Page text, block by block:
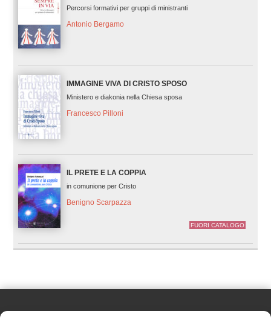
Percorsi formativi per gruppi di ministranti
Antonio Bergamo
IMMAGINE VIVA DI CRISTO SPOSO
Ministero e diakonia nella Chiesa sposa
Francesco Pilloni
IL PRETE E LA COPPIA
in comunione per Cristo
Benigno Scarpazza
FUORI CATALOGO